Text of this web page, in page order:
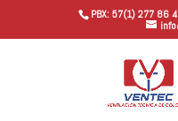
PBX: 57(1) 277 86